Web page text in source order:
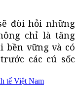
đòi hỏi những
chỉ là tăng
bền vững và có
các cú sốc
tế Việt Nam